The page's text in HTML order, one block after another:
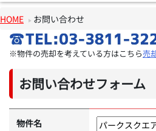
HOME お問い合わせ
※物件の売却を考えている方はこちら売
お問い合わせフォーム
物件名